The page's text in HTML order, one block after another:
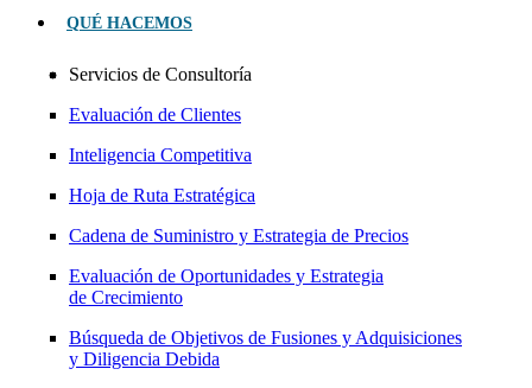
QUÉ HACEMOS
Servicios de Consultoría
Evaluación de Clientes
Inteligencia Competitiva
Hoja de Ruta Estratégica
Cadena de Suministro y Estrategia de Precios
Evaluación de Oportunidades y Estrategia
de Crecimiento
Búsqueda de Objetivos de Fusiones y Adquisiciones
y Diligencia Debida